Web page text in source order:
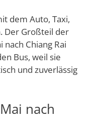
dem Auto, Taxi,
Der Großteil der
nach Chiang Rai
Bus, weil sie
und zuverlässig
nach